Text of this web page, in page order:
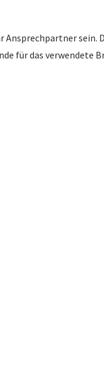
Ansprechpartner
für das verwendete